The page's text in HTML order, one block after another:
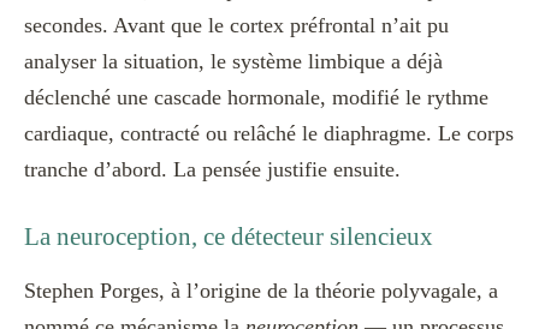
secondes. Avant que le cortex préfrontal n’ait pu
analyser la situation, le système limbique a déjà
déclenché une cascade hormonale, modifié le rythme
cardiaque, contracté ou relâché le diaphragme. Le corps
tranche d’abord. La pensée justifie ensuite.
La neuroception, ce détecteur silencieux
Stephen Porges, à l’origine de la théorie polyvagale, a